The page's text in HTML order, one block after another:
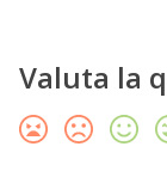
Valuta la